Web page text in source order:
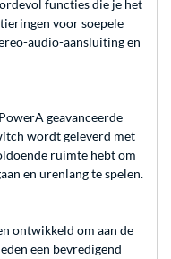
functies die je het
voor soepele
audio-aansluiting en
geavanceerde
wordt geleverd met
ruimte hebt om
en urenlang te spelen.
ontwikkeld om aan de
een bevredigend